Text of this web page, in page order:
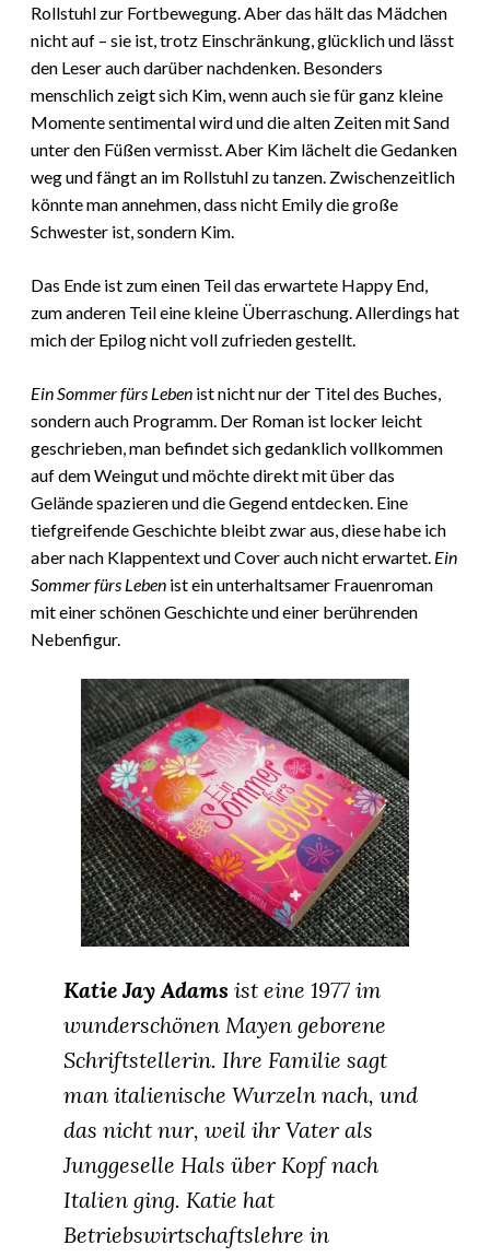
Rollstuhl zur Fortbewegung. Aber das hält das Mädchen
nicht auf – sie ist, trotz Einschränkung, glücklich und lässt
den Leser auch darüber nachdenken. Besonders
menschlich zeigt sich Kim, wenn auch sie für ganz kleine
Momente sentimental wird und die alten Zeiten mit Sand
unter den Füßen vermisst. Aber Kim lächelt die Gedanken
weg und fängt an im Rollstuhl zu tanzen. Zwischenzeitlich
könnte man annehmen, dass nicht Emily die große
Schwester ist, sondern Kim.
Das Ende ist zum einen Teil das erwartete Happy End,
zum anderen Teil eine kleine Überraschung.Allerdings hat
mich der Epilog nicht voll zufrieden gestellt.
Ein Sommer fürs Leben ist nicht nur der Titel des Buches,
sondern auch Programm. Der Roman ist locker leicht
geschrieben, man befindet sich gedanklich vollkommen
auf dem Weingut und möchte direkt mit über das
Gelände spazieren und die Gegend entdecken. Eine
tiefgreifende Geschichte bleibt zwar aus, diese habe ich
aber nach Klappentext und Cover auch nicht erwartet. Ein
Sommer fürs Leben ist ein unterhaltsamer Frauenroman
mit einer schönen Geschichte und einer berührenden
Nebenfigur.
Katie Jay Adams ist eine 1977 im
wunderschönen Mayen geborene
Schriftstellerin. Ihre Familie sagt
man italienische Wurzeln nach, und
das nicht nur, weil ihr Vater als
Junggeselle Hals über Kopf nach
Italien ging. Katie hat
Betriebswirtschaftslehre in